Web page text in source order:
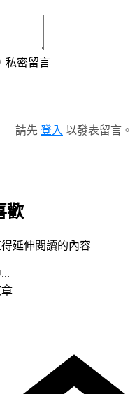
私密留言
請先 登入 以發表留言。
歡
延伸閱讀的內容